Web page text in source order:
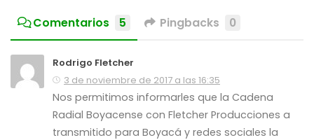
Comentarios 5 Pingbacks 0
Rodrigo Fletcher
3 de noviembre de 2017 a las 16:35
Nos permitimos informarles que la Cadena
Radial Boyacense con Fletcher Producciones a
transmitido para Boyacá y redes sociales la